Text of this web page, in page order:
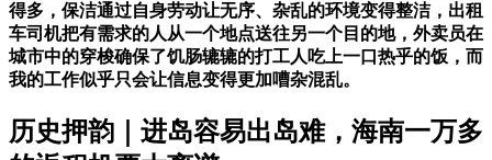
得多，保洁通过自身劳动让无序、杂乱的环境变得整洁，出租
车司机把有需求的人从一个地点送往另一个目的地，外卖员在
城市中的穿梭确保了饥肠辘辘的打工人吃上一口热乎的饭，而
我的工作似乎只会让信息变得更加嘈杂混乱。
历史押韵｜进岛容易出岛难，海南一万多